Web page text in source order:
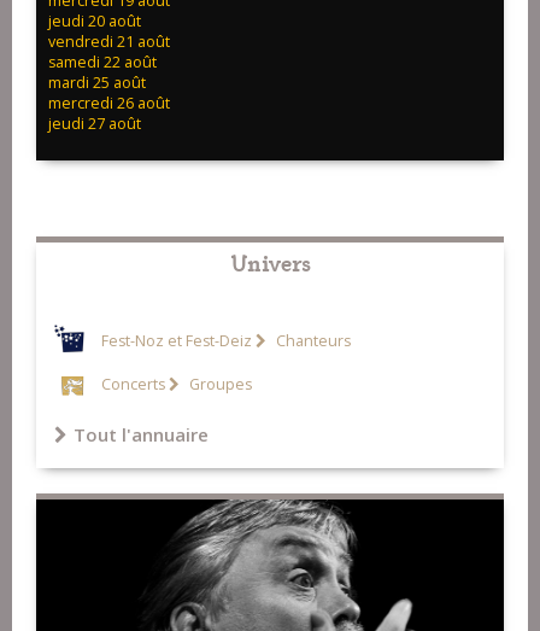
jeudi 20 août
vendredi 21 août
samedi 22 août
mardi 25 août
mercredi 26 août
jeudi 27 août
Univers
Fest-Noz et Fest-Deiz Chanteurs
Concerts Groupes
Tout l'annuaire